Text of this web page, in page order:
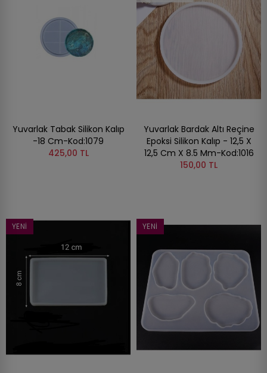
Yuvarlak Tabak Silikon Kalıp
-18 Cm-Kod:1079
425,00 TL
Yuvarlak Bardak Altı Reçine
Epoksi Silikon Kalıp - 12,5 X
12,5 Cm X 8.5 Mm-Kod:1016
150,00 TL
YENI YENI